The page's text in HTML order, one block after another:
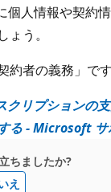
個人情報や契約
ょう。
約者の義務」です
リプションの
る - Microsoft サ
ちましたか?
え